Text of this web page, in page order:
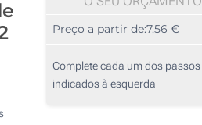
Preço a partir de:7,56 €
Complete cada um dos passos
indicados à esquerda